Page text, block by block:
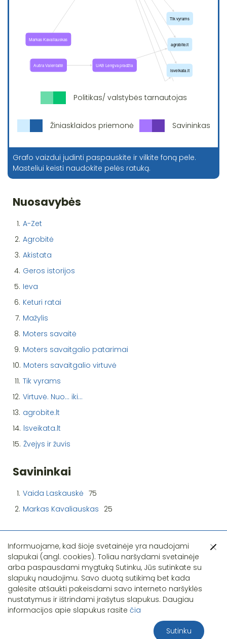
Politikas/ valstybės tarnautojas
Žiniasklaidos priemonė Savininkas
Grafo vaizdui judinti paspauskite ir vilkite foną pele.
Masteliui keisti naudokite pelės ratuką.
Nuosavybės
1. A-Zet
2. Agrobitė
3. Akistata
4. Geros istorijos
5. Ieva
6. Keturi ratai
7. Mažylis
8. Moters savaitė
9. Moters savaitgalio patarimai
10. Moters savaitgalio virtuvė
11. Tik vyrams
12. Virtuvė. Nuo... iki...
13. agrobite.lt
14. lsveikata.lt
15. Žvejys ir žuvis
Savininkai
1. Vaida Laskauskė 75
2. Markas Kavaliauskas 25
Pastebėjote klaidą?
Informuojame, kad šioje svetainėje yra naudojami
slapukai (angl. cookies). Toliau naršydami svetainėje
arba paspausdami mygtuką Sutinku, Jūs sutinkate su
slapukų naudojimu. Savo duotą sutikimą bet kada
galėsite atšaukti pakeisdami savo interneto naršyklės
nustatymus ir ištrindami įrašytus slapukus. Daugiau
informacijos apie slapukus rasite čia
Sutinku